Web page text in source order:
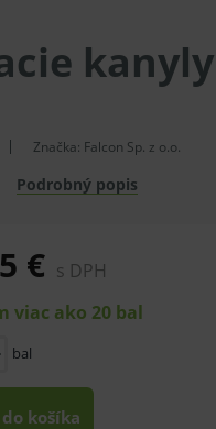
Značka: Falcon Sp. z o.o.
Podrobný popis
€ s DPH
viac ako 20 bal
bal
košíka